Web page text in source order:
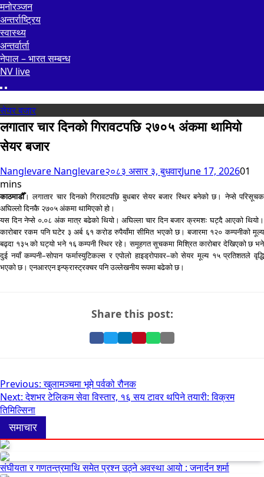
मनोरञ्जन
अन्तर्राष्ट्रिय
स्वास्थ्य
अन्तर्वार्ता
नेपाल – भारत सम्बन्ध
NV live
सेयर बजार
लगातार चार दिनको गिरावटपछि २७०५ अंकमा थामियो
सेयर बजार
Nanglevare Nanglevare२०८३ असार ३, बुधवारJune 17, 202601
mins
काठमाडौँ। लगातार चार दिनको गिरावटपछि बुधबार सेयर बजार स्थिर बनेको छ। नेप्से परिसूचक
अघिल्लो दिनकै २७०५ अंकमा थामिएको हो।
यस दिन नेप्से ०.०८ अंक मात्र बढेको थियो। अघिल्ला चार दिन बजार क्रमशः घट्दै आएको थियो।
कारोबार रकम पनि घटेर ३ अर्ब ६१ करोड रुपैयाँमा सीमित भएको छ। बजारमा १२० कम्पनीको मूल्य
बढ्दा १३५ को घट्यो भने १६ कम्पनी स्थिर रहे। समूहगत सूचकमा मिश्रित कारोबार देखिएको छ भने
दुई नयाँ कम्पनी–सोपान फर्मास्युटिकल्स र एपोलो हाइड्रोपावर–को सेयर मूल्य १५ प्रतिशतले वृद्धि
भएको छ। एनआरएन इन्फ्रास्ट्रक्चर पनि उल्लेखनीय रूपमा बढेको छ।
Share this post:
Share
Share
Share
PinShareShare
Post
navigation
Previous: खुलामञ्चमा भूमे पर्वको रौनक
Next:देशभर टेलिकम सेवा विस्तार, १६ सय टावर थपिने तयारी: विक्रम
तिमिल्सिना
समाचार
संघीयता र गणतन्त्रमाथि समेत प्रश्न उठ्ने अवस्था आयो : जनार्दन शर्मा